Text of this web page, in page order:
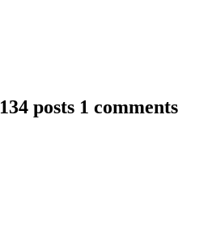
134 posts 1 comments